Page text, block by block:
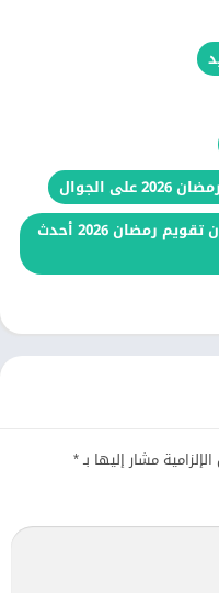
الجوال
مميزات وعيوب تطبيق امساكية رمضان تقويم رمضان 2026 أحدث
مشار إليها بـ*